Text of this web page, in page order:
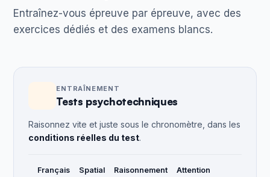
Entraînez-vous épreuve par épreuve, avec des
exercices dédiés et des examens blancs.
ENTRAÎNEMENT
Tests psychotechniques
Raisonnez vite et juste sous le chronomètre, dans les
conditions réelles du test.
Français Spatial Raisonnement
Attention